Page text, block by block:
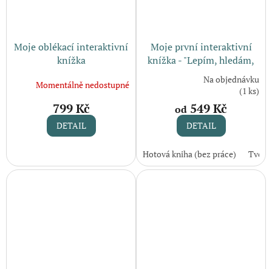
Moje oblékací interaktivní
knížka
Momentálně nedostupné
799 Kč
DETAIL
Moje první interaktivní
knížka - "Lepím, hledám,
učím se" (1-4 roky)
produktu
5
hvězdiček.
Na objednávku
(1 ks)
od 549 Kč
DETAIL
Hotová kniha (bez práce)